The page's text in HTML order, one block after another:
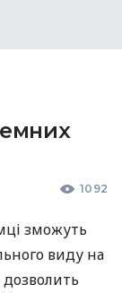
1092
зможуть
виду на